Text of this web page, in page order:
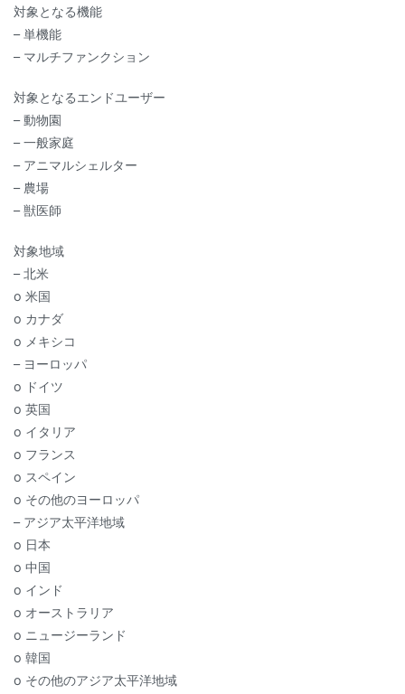
対象となる機能
– 単機能
– マルチファンクション
対象となるエンドユーザー
– 動物園
– 一般家庭
– アニマルシェルター
– 農場
– 獣医師
対象地域
– 北米
o 米国
o カナダ
o メキシコ
– ヨーロッパ
o ドイツ
o 英国
o イタリア
o フランス
o スペイン
o その他のヨーロッパ
– アジア太平洋地域
o 日本
o 中国
o インド
o オーストラリア
o ニュージーランド
o 韓国
o その他のアジア太平洋地域